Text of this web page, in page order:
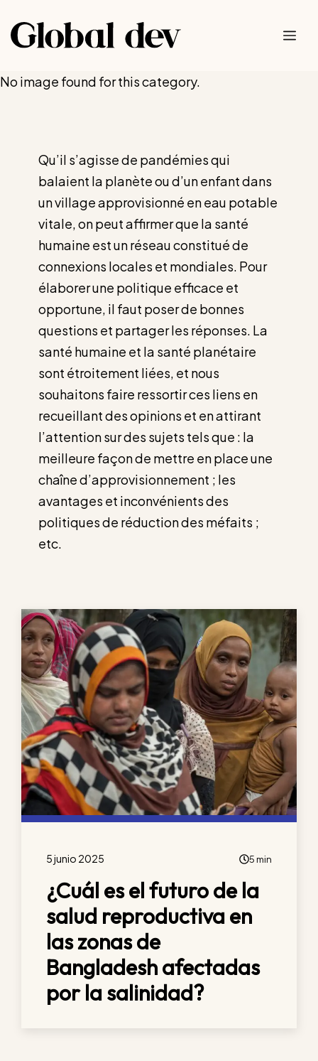
contenido
No image found for this category.
Qu’il s’agisse de pandémies qui
balaient la planète ou d’un enfant dans
un village approvisionné en eau potable
vitale, on peut affirmer que la santé
humaine est un réseau constitué de
connexions locales et mondiales. Pour
élaborer une politique efficace et
opportune, il faut poser de bonnes
questions et partager les réponses. La
santé humaine et la santé planétaire
sont étroitement liées, et nous
souhaitons faire ressortir ces liens en
recueillant des opinions et en attirant
l’attention sur des sujets tels que : la
meilleure façon de mettre en place une
chaîne d’approvisionnement ; les
avantages et inconvénients des
politiques de réduction des méfaits ;
etc.
5 junio 2025 5 min
¿Cuál es el futuro de la
salud reproductiva en
las zonas de
Bangladesh afectadas
por la salinidad?